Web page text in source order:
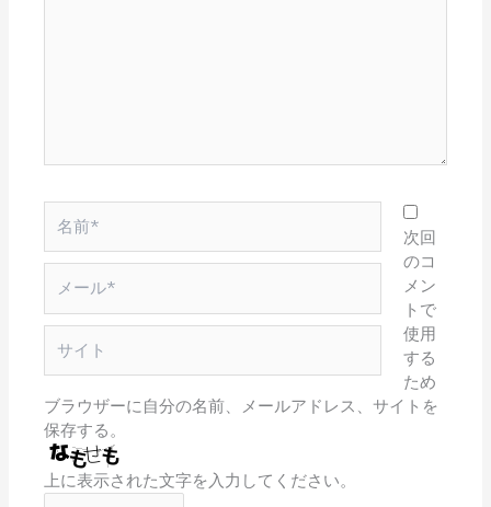
前
*
ー
ル
次回
のコ
メン
トで
使用
する
ため
ブラウザーに自分の名前、メールアドレス、サイトを
保存する。
上に表示された文字を入力してください。